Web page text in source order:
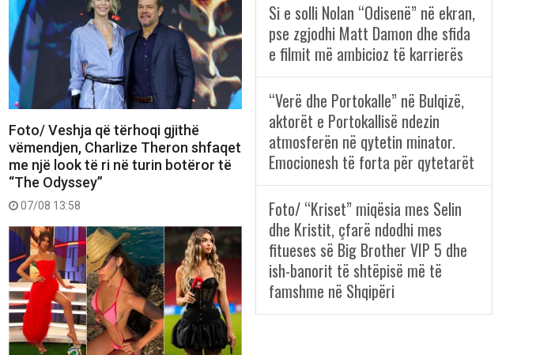
Foto/ Veshja që tërhoqi gjithë
vëmendjen, Charlize Theron shfaqet
me një look të ri në turin botëror të
“The Odyssey”
07/08 13:58
Si e solli Nolan “Odisenë” në ekran,
pse zgjodhi Matt Damon dhe sfida
e filmit më ambicioz të karrierës
“Verë dhe Portokalle” në Bulqizë,
aktorët e Portokallisë ndezin
atmosferën në qytetin minator.
Emocionesh të forta për qytetarët
Foto/ “Kriset” miqësia mes Selin
dhe Kristit, çfarë ndodhi mes
fitueses së Big Brother VIP 5 dhe
ish-banorit të shtëpisë më të
famshme në Shqipëri